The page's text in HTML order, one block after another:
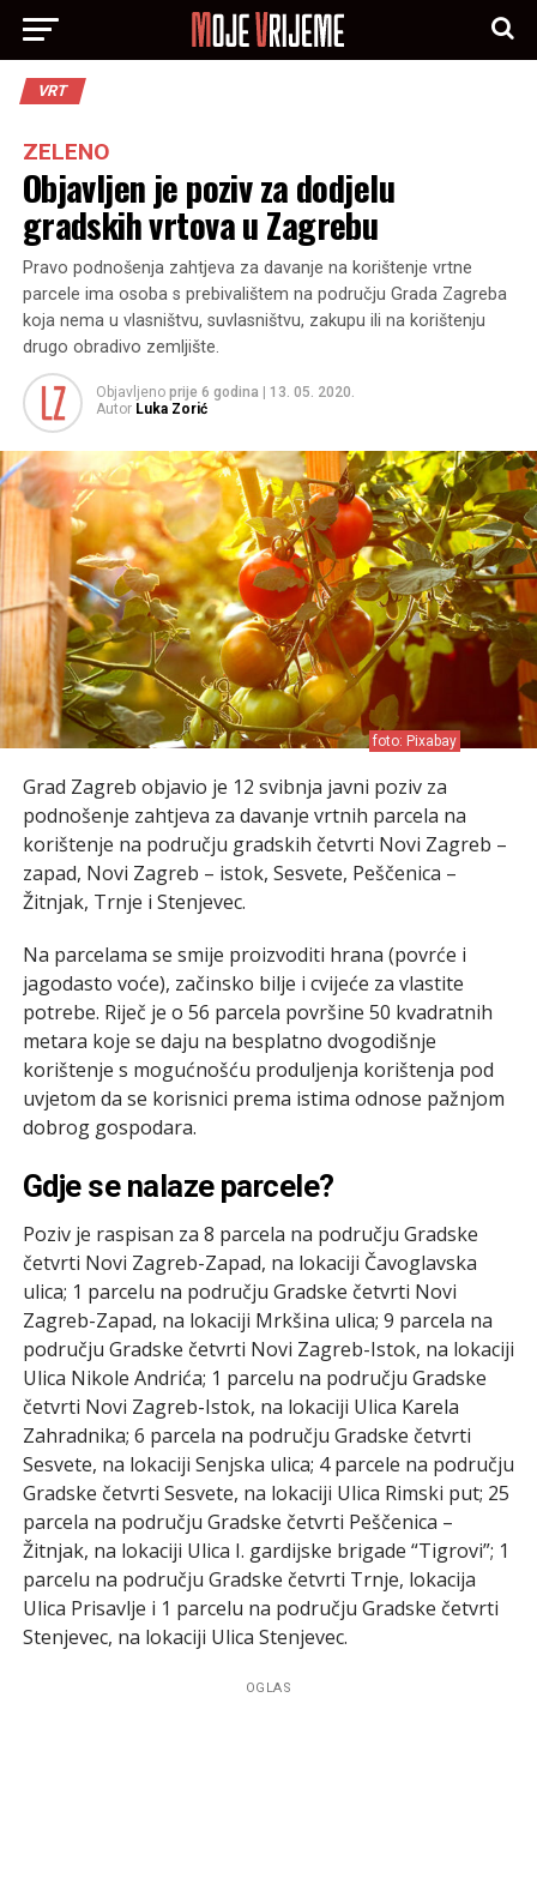
VRT
ZELENO
Objavljen je poziv za dodjelu
gradskih vrtova u Zagrebu
Pravo podnošenja zahtjeva za davanje na korištenje vrtne
parcele ima osoba s prebivalištem na području Grada Zagreba
koja nema u vlasništvu, suvlasništvu, zakupu ili na korištenju
drugo obradivo zemljište.
Objavljeno prije 6 godina
13. 05. 2020.
Autor Luka Zorić
foto: Pixabay
Grad Zagreb objavio je 12 svibnja javni poziv za
podnošenje zahtjeva za davanje vrtnih parcela na
korištenje na području gradskih četvrti Novi Zagreb –
zapad, Novi Zagreb – istok, Sesvete, Peščenica –
Žitnjak, Trnje i Stenjevec.
Na parcelama se smije proizvoditi hrana (povrće i
jagodasto voće), začinsko bilje i cvijeće za vlastite
potrebe. Riječ je o 56 parcela površine 50 kvadratnih
metara koje se daju na besplatno dvogodišnje
korištenje s mogućnošću produljenja korištenja pod
uvjetom da se korisnici prema istima odnose pažnjom
dobrog gospodara.
Gdje se nalaze parcele?
Poziv je raspisan za 8 parcela na području Gradske
četvrti Novi Zagreb-Zapad, na lokaciji Čavoglavska
ulica; 1 parcelu na području Gradske četvrti Novi
Zagreb-Zapad, na lokaciji Mrkšina ulica; 9 parcela na
području Gradske četvrti Novi Zagreb-Istok, na lokaciji
Ulica Nikole Andrića; 1 parcelu na području Gradske
četvrti Novi Zagreb-Istok, na lokaciji Ulica Karela
Zahradnika; 6 parcela na području Gradske četvrti
Sesvete, na lokaciji Senjska ulica; 4 parcele na području
Gradske četvrti Sesvete, na lokaciji Ulica Rimski put; 25
parcela na području Gradske četvrti Peščenica –
Žitnjak, na lokaciji Ulica I. gardijske brigade “Tigrovi”; 1
parcelu na području Gradske četvrti Trnje, lokacija
Ulica Prisavlje i 1 parcelu na području Gradske četvrti
Stenjevec, na lokaciji Ulica Stenjevec.
OGLAS